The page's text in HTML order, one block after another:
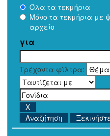
Όλα τα τεκμήρια
Μόνο τα τεκμήρια με
αρχείο
για
Τρέχοντα φίλτρα: